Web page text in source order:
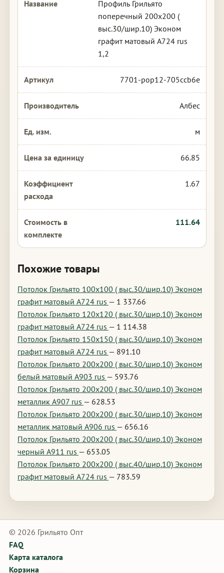
Профиль Грильято
поперечный 200х200 (
выс.30/шир.10) Эконом
графит матовый А724 rus
1,2
7701-pop12-705ccb6e
Албес
м
66.85
1.67
111.64
Похожие товары
Потолок Грильято 100х100 ( выс.30/шир.10) Эконом
графит матовый А724 rus — 1 337.66
Потолок Грильято 120х120 ( выс.30/шир.10) Эконом
графит матовый А724 rus — 1 114.38
Потолок Грильято 150х150 ( выс.30/шир.10) Эконом
графит матовый А724 rus — 891.10
Потолок Грильято 200х200 ( выс.30/шир.10) Эконом
белый матовый А903 rus — 593.76
Потолок Грильято 200х200 ( выс.30/шир.10) Эконом
металлик А907 rus — 628.53
Потолок Грильято 200х200 ( выс.30/шир.10) Эконом
металлик матовый А906 rus — 656.16
Потолок Грильято 200х200 ( выс.30/шир.10) Эконом
черный А911 rus — 653.05
Потолок Грильято 200х200 ( выс.40/шир.10) Эконом
графит матовый А724 rus — 783.59
© 2026 Грильято Опт
FAQ
Карта каталога
Корзина